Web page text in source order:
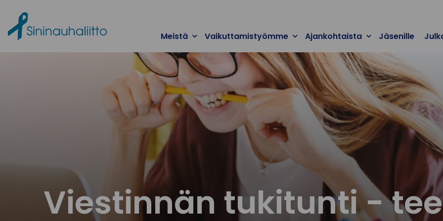
Meistä Vaikuttamistyömme Ajankohtaista Jäsenille
Viestinnän tukitunti -